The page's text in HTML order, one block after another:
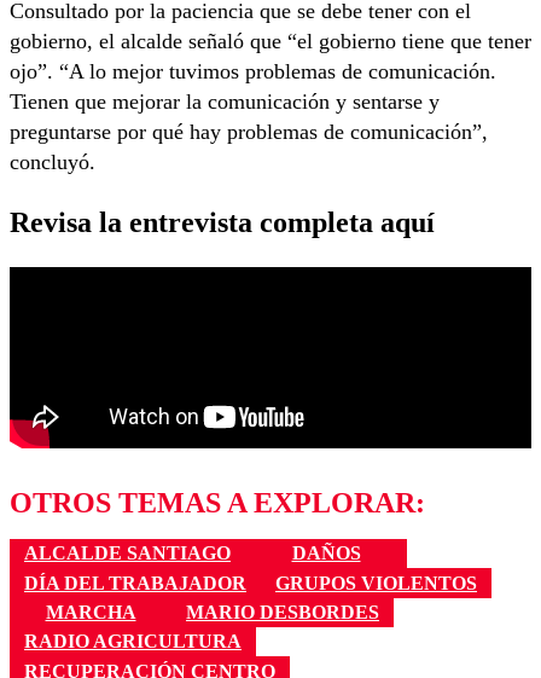
Consultado por la paciencia que se debe tener con el
gobierno, el alcalde señaló que “el gobierno tiene que tener
ojo”. “A lo mejor tuvimos problemas de comunicación.
Tienen que mejorar la comunicación y sentarse y
preguntarse por qué hay problemas de comunicación”,
concluyó.
Revisa la entrevista completa aquí
OTROS TEMAS A EXPLORAR:
ALCALDE SANTIAGO
DAÑOS
DÍA DEL TRABAJADOR
GRUPOS VIOLENTOS
MARCHA
MARIO DESBORDES
RADIO AGRICULTURA
RECUPERACIÓN CENTRO